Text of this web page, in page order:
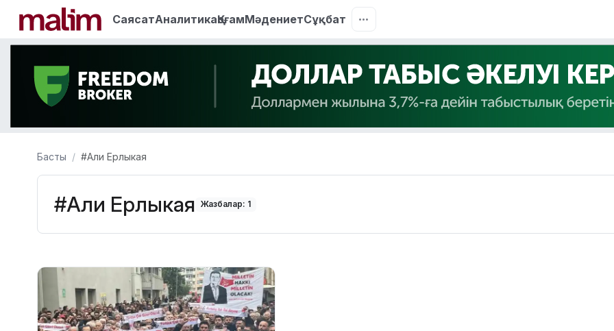
СаясатАналитикаҚоғамМәдениетСұқбат
Басты #Али Ерлыкая
#Али Ерлыкая Жазбалар: 1